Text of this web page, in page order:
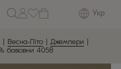
Укр
| Весна-Літо | Джемпери |
бавовни 4058